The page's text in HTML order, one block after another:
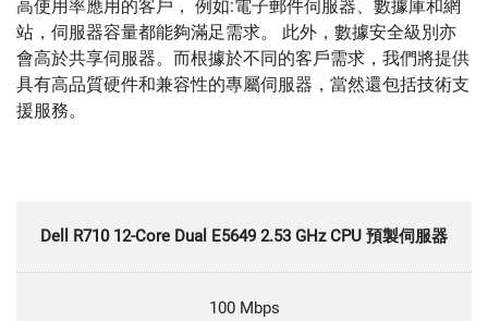
高使用率應用的客戶， 例如:電子郵件伺服器、數據庫和網
站，伺服器容量都能夠滿足需求。 此外，數據安全級別亦
會高於共享伺服器。而根據於不同的客戶需求，我們將提供
具有高品質硬件和兼容性的專屬伺服器，當然還包括技術支
援服務。
Dell R710 12-Core Dual E5649 2.53 GHz CPU 預製伺服器
100 Mbps